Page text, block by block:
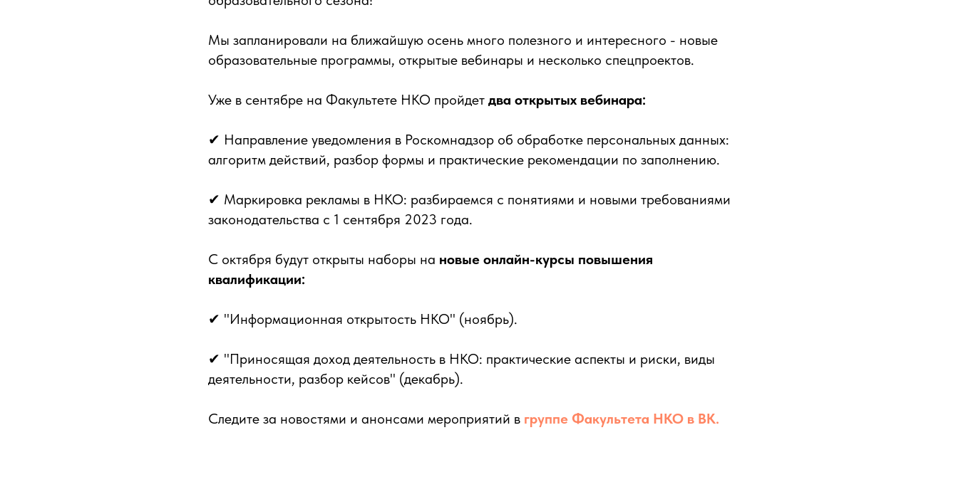
Мы запланировали на ближайшую осень много полезного и интересного - новые
образовательные программы, открытые вебинары и несколько спецпроектов.
Уже в сентябре на Факультете НКО пройдет два открытых вебинара:
✔ Направление уведомления в Роскомнадзор об обработке персональных данных:
алгоритм действий, разбор формы и практические рекомендации по заполнению.
✔ Маркировка рекламы в НКО: разбираемся с понятиями и новыми требованиями
законодательства с 1 сентября 2023 года.
С октября будут открыты наборы на новые онлайн-курсы повышения
квалификации:
✔ "Информационная открытость НКО" (ноябрь).
✔ "Приносящая доход деятельность в НКО: практические аспекты и риски, виды
деятельности, разбор кейсов" (декабрь).
Следите за новостями и анонсами мероприятий в группе Факультета НКО в ВК.